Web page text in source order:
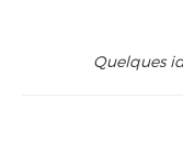
Quelques